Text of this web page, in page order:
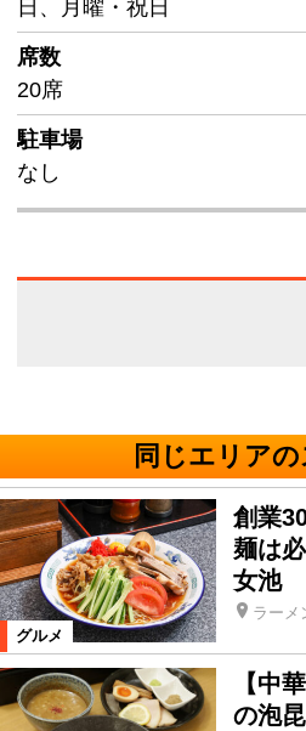
日、月曜・祝日
席数
20席
駐車場
なし
同じエリア
グルメ
創業
麺は
女池
ラーメ
【中
の泡